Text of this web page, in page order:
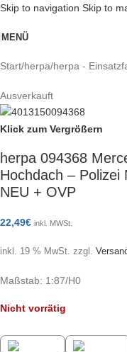
Skip to navigation Skip to
MENÜ
Start/herpa/herpa -
Ausverkauft
Klick zum Vergrößern
herpa 094368
Hochdach – Polizei
NEU + OVP
22,49€ inkl. MWSt.
inkl. 19 % MwSt. zzgl.
Maßstab: 1:87/H0
Nicht vorrätig